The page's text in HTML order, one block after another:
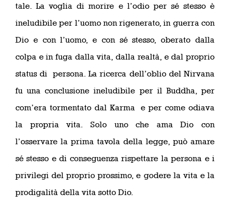
tale. La voglia di morire e l’odio per sé stesso è
ineludibile per l’uomo non rigenerato, in guerra con
Dio e con l’uomo, e con sé stesso, oberato dalla
colpa e in fuga dalla vita, dalla realtà, e dal proprio
status di persona. La ricerca dell’oblio del Nirvana
fu una conclusione ineludibile per il Buddha, per
com’era tormentato dal Karma e per come odiava
la propria vita. Solo uno che ama Dio con
l’osservare la prima tavola della legge, può amare
sé stesso e di conseguenza rispettare la persona e i
privilegi del proprio prossimo, e godere la vita e la
prodigalità della vita sotto Dio.